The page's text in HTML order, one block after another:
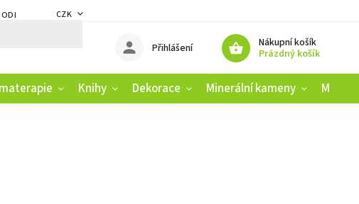
PODMÍNKY
CZK
Nákupní košík
Prázdný košík
Přihlášení
Knihy Dekorace Minerální kameny